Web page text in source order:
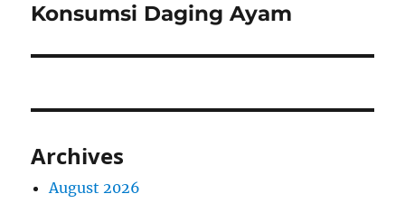
post:
Konsumsi Daging Ayam
Archives
August 2026